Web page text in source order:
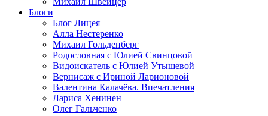
Блоги
Блог Лицея
Алла Нестеренко
Михаил Гольденберг
Родословная с Юлией Свинцовой
Видоискатель с Юлией Утышевой
Вернисаж с Ириной Ларионовой
Валентина Калачёва. Впечатления
Лариса Хенинен
Олег Гальченко